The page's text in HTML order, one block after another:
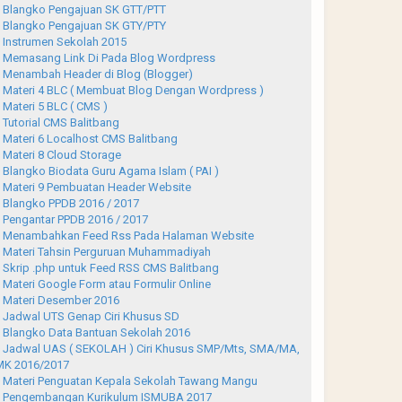
Blangko Pengajuan SK GTT/PTT
Blangko Pengajuan SK GTY/PTY
Instrumen Sekolah 2015
Memasang Link Di Pada Blog Wordpress
Menambah Header di Blog (Blogger)
Materi 4 BLC ( Membuat Blog Dengan Wordpress )
Materi 5 BLC ( CMS )
Tutorial CMS Balitbang
Materi 6 Localhost CMS Balitbang
Materi 8 Cloud Storage
Blangko Biodata Guru Agama Islam ( PAI )
Materi 9 Pembuatan Header Website
Blangko PPDB 2016 / 2017
Pengantar PPDB 2016 / 2017
Menambahkan Feed Rss Pada Halaman Website
Materi Tahsin Perguruan Muhammadiyah
Skrip .php untuk Feed RSS CMS Balitbang
Materi Google Form atau Formulir Online
Materi Desember 2016
Jadwal UTS Genap Ciri Khusus SD
Blangko Data Bantuan Sekolah 2016
Jadwal UAS ( SEKOLAH ) Ciri Khusus SMP/Mts, SMA/MA,
2016/2017
Materi Penguatan Kepala Sekolah Tawang Mangu
Pengembangan Kurikulum ISMUBA 2017